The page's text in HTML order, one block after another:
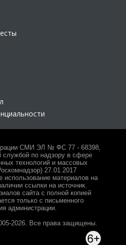
СМИ ЭЛ № ФС 77 - 68398,
по надзору в сфере
технологий и массовых
27.01.2017
использование материалов на
ссылки на источник.
сайта с полной копией
только с письменного
администрации.
2026. Все права защищены.